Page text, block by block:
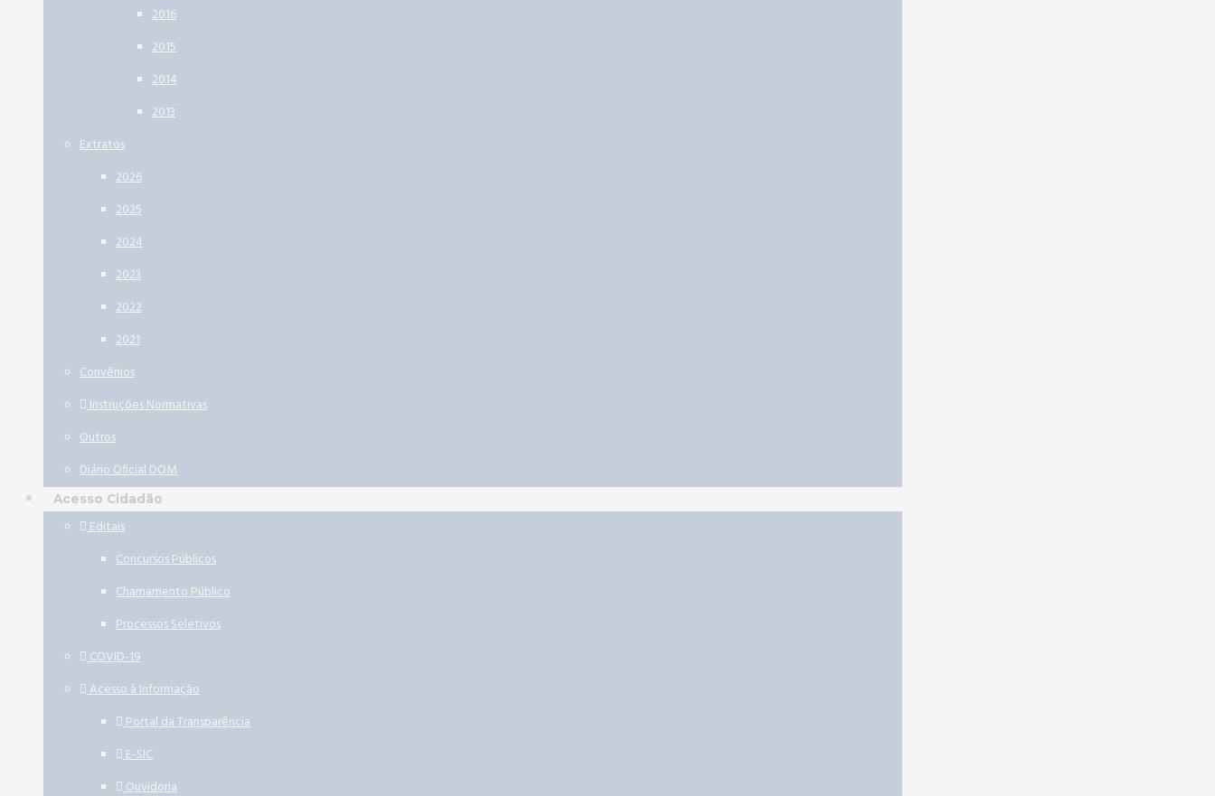
2016
2015
2014
2013
Extratos
2026
2025
2024
2023
2022
2021
Convênios
Instruções Normativas
Outros
Diário Oficial DOM
Acesso Cidadão
Editais
Concursos Públicos
Chamamento Público
Processos Seletivos
COVID-19
Acesso à Informação
Portal da Transparência
E-SIC
Ouvidoria